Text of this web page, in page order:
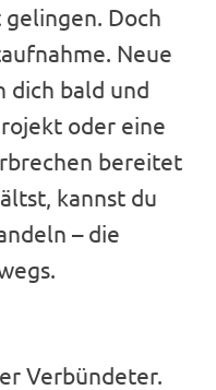
Doch
Neue
dich bald und
oder eine
bereitet
kannst du
– die
Verbündeter.